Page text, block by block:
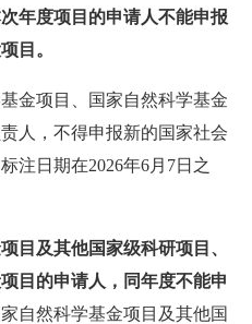
年度项目的申请人不能申报
目。
金项目、国家自然科学基金
人，不得申报新的国家社会
注日期在2026年6月7日之
目及其他国家级科研项目、
目的申请人，同年度不能申
自然科学基金项目及其他国